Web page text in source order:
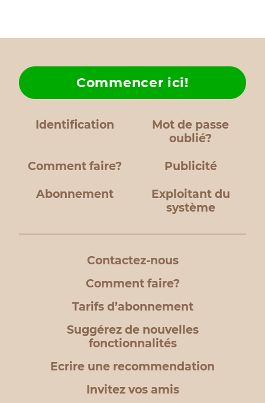
Identification
Mot de passe
oublié?
Comment faire?
Commencer ici!
Publicité
Abonnement
Exploitant du
système
Contactez-nous
Comment faire?
Tarifs d’abonnement
Suggérez de nouvelles
fonctionnalités
Ecrire une recommendation
Invitez vos amis